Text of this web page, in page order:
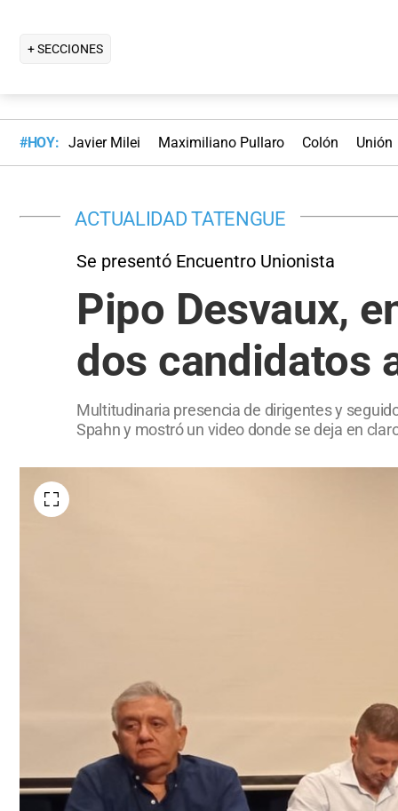
+ SECCIONES
#HOY: Javier Milei Maximiliano Pullaro Colón Unión
ACTUALIDAD TATENGUE
Se presentó Encuentro Unionista
Pipo Desvaux,
dos candidatos
Multitudinaria presencia de dirigentes y
Spahn y mostró un video donde se deja en